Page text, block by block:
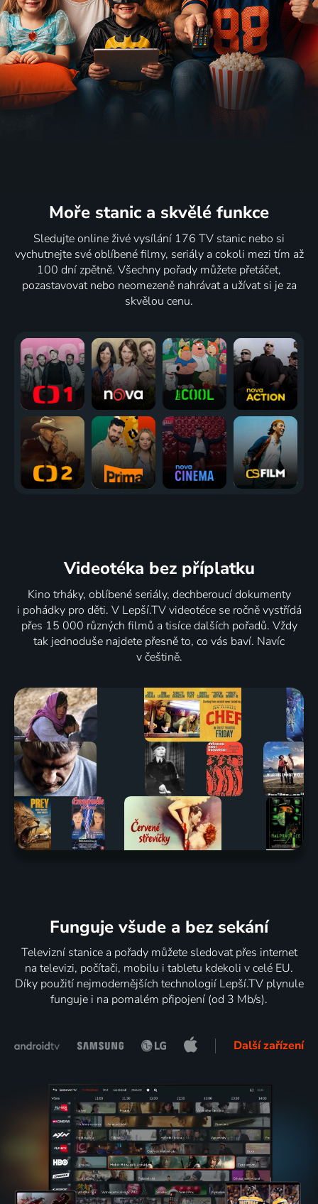
Moře stanic a skvělé funkce
Sledujte online živé vysílání 176 TV stanic nebo si
vychutnejte své oblíbené filmy, seriály a cokoli mezi tím až
100 dní zpětně. Všechny pořady můžete přetáčet,
pozastavovat nebo neomezeně nahrávat a užívat si je za
skvělou cenu.
Videotéka bez příplatku
Kino trháky, oblíbené seriály, dechberoucí dokumenty
i pohádky pro děti. V Lepší.TV videotéce se ročně vystřídá
přes 15 000 různých filmů a tisíce dalších pořadů. Vždy
tak jednoduše najdete přesně to, co vás baví. Navíc
v češtině.
Funguje všude a bez sekání
Televizní stanice a pořady můžete sledovat přes internet
na televizi, počítači, mobilu i tabletu kdekoli v celé EU.
Díky použití nejmodernějších technologií Lepší.TV plynule
funguje i na pomalém připojení (od 3 Mb/s).
Další zařízení